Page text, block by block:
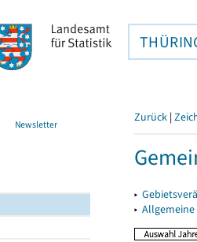
Newsletter Zurück |
▸
▸